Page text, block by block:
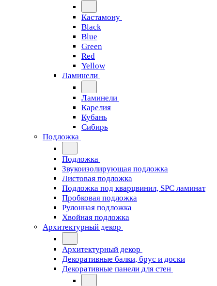
Кастамону
Black
Blue
Green
Red
Yellow
Ламинели
Ламинели
Карелия
Кубань
Сибирь
Подложка
Подложка
Звукоизолирующая подложка
Листовая подложка
Подложка под кварцвинил, SPC ламинат
Пробковая подложка
Рулонная подложка
Хвойная подложка
Архитектурный декор
Архитектурный декор
Декоративные балки, брус и доски
Декоративные панели для стен